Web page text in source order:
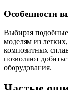
Особенности
Выбирая подобные
моделям из
композитных
позволяют
оборудования.